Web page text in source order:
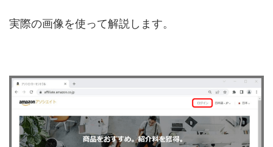
実際の画像を使って解説します。